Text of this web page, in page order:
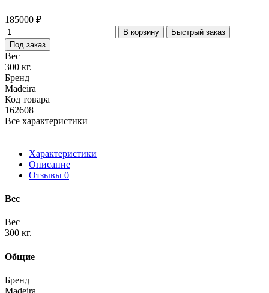
185000 ₽
В корзину
Быстрый заказ
Под заказ
Вес
300 кг.
Бренд
Madeira
Код товара
162608
Все характеристики
Характеристики
Описание
Отзывы 0
Вес
Вес
300 кг.
Общие
Бренд
Madeira